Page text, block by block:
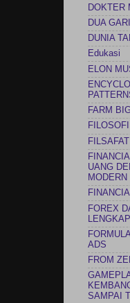
DOKTER
DUA
DUNIA
Edukasi
ELON
FARM
UANG
MODERN
FOREX
ADS
FROM
SAMPAI